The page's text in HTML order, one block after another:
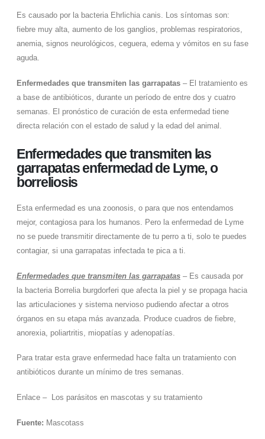
Es causado por la bacteria Ehrlichia canis. Los síntomas son:
fiebre muy alta, aumento de los ganglios, problemas respiratorios,
anemia, signos neurológicos, ceguera, edema y vómitos en su fase
aguda.
Enfermedades que transmiten las garrapatas – El tratamiento es
a base de antibióticos, durante un período de entre dos y cuatro
semanas. El pronóstico de curación de esta enfermedad tiene
directa relación con el estado de salud y la edad del animal.
Enfermedades que transmiten las
garrapatas enfermedad de Lyme, o
borreliosis
Esta enfermedad es una zoonosis, o para que nos entendamos
mejor, contagiosa para los humanos. Pero la enfermedad de Lyme
no se puede transmitir directamente de tu perro a ti, solo te puedes
contagiar, si una garrapatas infectada te pica a ti.
Enfermedades que transmiten las garrapatas – Es causada por
la bacteria Borrelia burgdorferi que afecta la piel y se propaga hacia
las articulaciones y sistema nervioso pudiendo afectar a otros
órganos en su etapa más avanzada. Produce cuadros de fiebre,
anorexia, poliartritis, miopatías y adenopatías.
Para tratar esta grave enfermedad hace falta un tratamiento con
antibióticos durante un mínimo de tres semanas.
Enlace – Los parásitos en mascotas y su tratamiento
Fuente: Mascotass